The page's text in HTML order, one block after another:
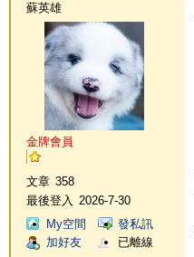
蘇英雄
金牌會員
文章 358
最後登入
2026-7-30
My空間
發私訊
加好友
已離線